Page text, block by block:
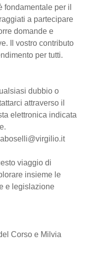
fondamentale per il
a partecipare
domande e
Il vostro contributo
per tutti.
dubbio o
attraverso il
elettronica indicata
viaggio di
insieme le
e legislazione
Corso e Milvia